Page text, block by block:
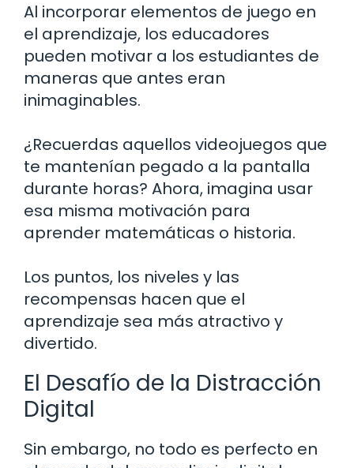
Al incorporar elementos de juego en
el aprendizaje, los educadores
pueden motivar a los estudiantes de
maneras que antes eran
inimaginables.
¿Recuerdas aquellos videojuegos que
te mantenían pegado a la pantalla
durante horas? Ahora, imagina usar
esa misma motivación para
aprender matemáticas o historia.
Los puntos, los niveles y las
recompensas hacen que el
aprendizaje sea más atractivo y
divertido.
El Desafío de la Distracción
Digital
Sin embargo, no todo es perfecto en